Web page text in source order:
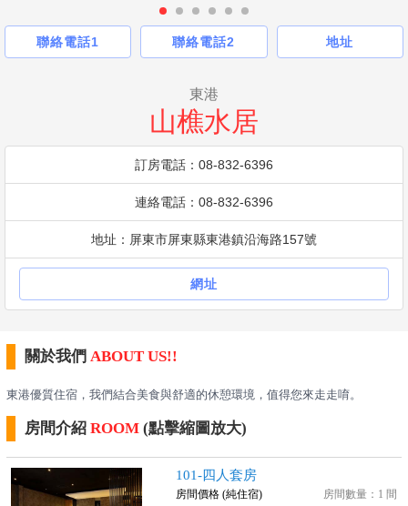
聯絡電話1 聯絡電話2 地址
東港
山樵水居
訂房電話：08-832-6396
連絡電話：08-832-6396
地址：屏東市屏東縣東港鎮沿海路157號
網址
關於我們 ABOUT US!!
東港優質住宿，我們結合美食與舒適的休憩環境，值得您來走走唷。
房間介紹 ROOM (點擊縮圖放大)
101-四人套房
房間數量：1 間
房間價格 (純住宿)